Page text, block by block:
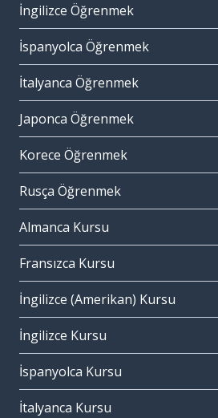
İngilizce Öğrenmek
İspanyolca Öğrenmek
İtalyanca Öğrenmek
Japonca Öğrenmek
Korece Öğrenmek
Rusça Öğrenmek
Almanca Kursu
Fransızca Kursu
İngilizce (Amerikan) Kursu
İngilizce Kursu
İspanyolca Kursu
İtalyanca Kursu